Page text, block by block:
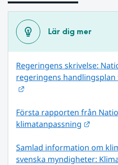
Lär dig mer
Regeringens skrivelse:
regeringens
Första rapporten från
klimatanpassning
Samlad information om
svenska myndigheter: